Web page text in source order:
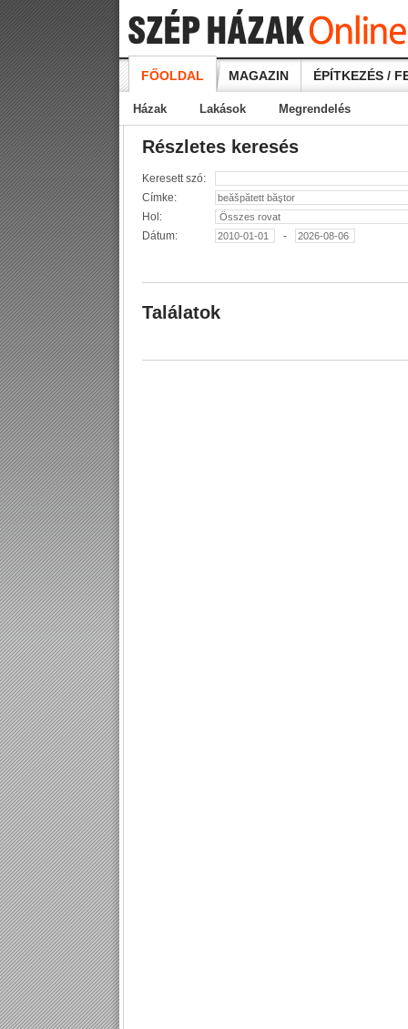
FŐOLDAL MAGAZIN ÉPÍTKEZÉS /
Házak Lakások Megrendelés
Részletes keresés
Keresett szó:
Címke:
Hol:
Dátum:
-
Találatok